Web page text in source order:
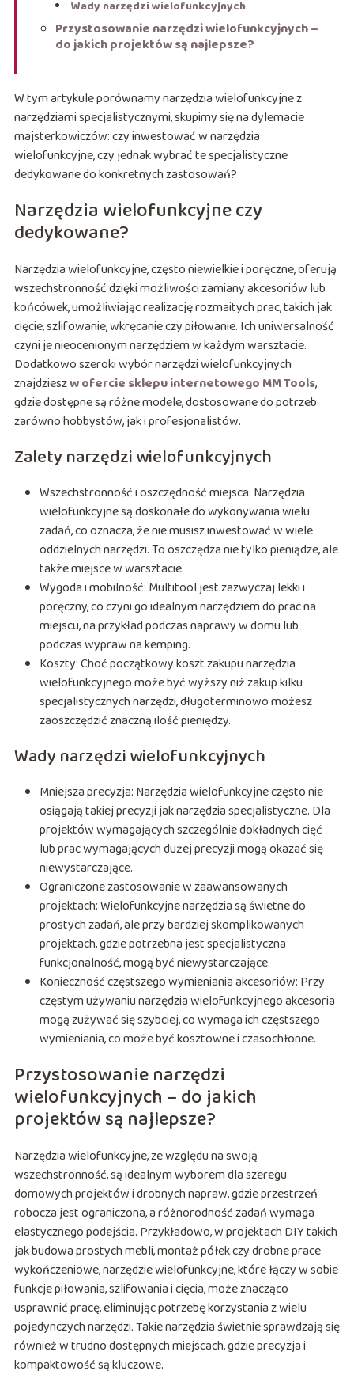
Wady narzędzi wielofunkcyjnych
Przystosowanie narzędzi wielofunkcyjnych –
do jakich projektów są najlepsze?
W tym artykule porównamy narzędzia wielofunkcyjne z
narzędziami specjalistycznymi, skupimy się na dylemacie
majsterkowiczów: czy inwestować w narzędzia
wielofunkcyjne, czy jednak wybrać te specjalistyczne
dedykowane do konkretnych zastosowań?
Narzędzia wielofunkcyjne czy
dedykowane?
Narzędzia wielofunkcyjne, często niewielkie i poręczne, oferują
wszechstronność dzięki możliwości zamiany akcesoriów lub
końcówek, umożliwiając realizację rozmaitych prac, takich jak
cięcie, szlifowanie, wkręcanie czy piłowanie. Ich uniwersalność
czyni je nieocenionym narzędziem w każdym warsztacie.
Dodatkowo szeroki wybór narzędzi wielofunkcyjnych
znajdzieszw ofercie sklepu internetowego MM Tools,
gdzie dostępne są różne modele, dostosowane do potrzeb
zarówno hobbystów, jak i profesjonalistów.
Zalety narzędzi wielofunkcyjnych
Wszechstronność i oszczędność miejsca: Narzędzia
wielofunkcyjne są doskonałe do wykonywania wielu
zadań, co oznacza, że nie musisz inwestować w wiele
oddzielnych narzędzi. To oszczędza nie tylko pieniądze, ale
także miejsce w warsztacie.
Wygoda i mobilność: Multitool jest zazwyczaj lekki i
poręczny, co czyni go idealnym narzędziem do prac na
miejscu, na przykład podczas naprawy w domu lub
podczas wypraw na kemping.
Koszty: Choć początkowy koszt zakupu narzędzia
wielofunkcyjnego może być wyższy niż zakup kilku
specjalistycznych narzędzi, długoterminowo możesz
zaoszczędzić znaczną ilość pieniędzy.
Wady narzędzi wielofunkcyjnych
Mniejsza precyzja: Narzędzia wielofunkcyjne często nie
osiągają takiej precyzji jak narzędzia specjalistyczne. Dla
projektów wymagających szczególnie dokładnych cięć
lub prac wymagających dużej precyzji mogą okazać się
niewystarczające.
Ograniczone zastosowanie w zaawansowanych
projektach: Wielofunkcyjne narzędzia są świetne do
prostych zadań, ale przy bardziej skomplikowanych
projektach, gdzie potrzebna jest specjalistyczna
funkcjonalność, mogą być niewystarczające.
Konieczność częstszego wymieniania akcesoriów: Przy
częstym używaniu narzędzia wielofunkcyjnego akcesoria
mogą zużywać się szybciej, co wymaga ich częstszego
wymieniania, co może być kosztowne i czasochłonne.
Przystosowanie narzędzi
wielofunkcyjnych – do jakich
projektów są najlepsze?
Narzędzia wielofunkcyjne, ze względu na swoją
wszechstronność, są idealnym wyborem dla szeregu
domowych projektów i drobnych napraw, gdzie przestrzeń
robocza jest ograniczona, a różnorodność zadań wymaga
elastycznego podejścia. Przykładowo, w projektach DIY takich
jak budowa prostych mebli, montaż półek czy drobne prace
wykończeniowe, narzędzie wielofunkcyjne, które łączy w sobie
funkcje piłowania, szlifowania i cięcia, może znacząco
usprawnić pracę, eliminując potrzebę korzystania z wielu
pojedynczych narzędzi. Takie narzędzia świetnie sprawdzają się
również w trudno dostępnych miejscach, gdzie precyzja i
kompaktowość są kluczowe.